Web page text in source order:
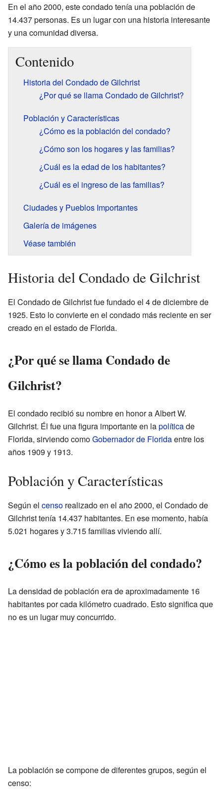
En el año 2000, este condado tenía una población de
14.437 personas. Es un lugar con una historia interesante
y una comunidad diversa.
Contenido
Historia del Condado de Gilchrist
¿Por qué se llama Condado de Gilchrist?
Población y Características
¿Cómo es la población del condado?
¿Cómo son los hogares y las familias?
¿Cuál es la edad de los habitantes?
¿Cuál es el ingreso de las familias?
Ciudades y Pueblos Importantes
Galería de imágenes
Véase también
Historia del Condado de Gilchrist
El Condado de Gilchrist fue fundado el 4 de diciembre de
1925. Esto lo convierte en el condado más reciente en ser
creado en el estado de Florida.
¿Por qué se llama Condado de
Gilchrist?
El condado recibió su nombre en honor a Albert W.
Gilchrist. Él fue una figura importante en lapolíticade
Florida, sirviendo comoGobernador de Floridaentre los
años 1909 y 1913.
Población y Características
Según el censo realizado en el año 2000, el Condado de
Gilchrist tenía 14.437 habitantes. En ese momento, había
5.021 hogares y 3.715 familias viviendo allí.
¿Cómo es la población del condado?
La densidad de población era de aproximadamente 16
habitantes por cada kilómetro cuadrado. Esto significa que
no es un lugar muy concurrido.
La población se compone de diferentes grupos, según el
censo: